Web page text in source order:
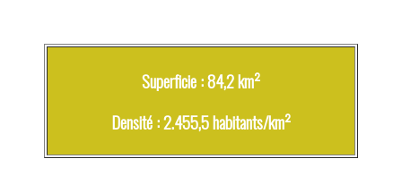
Superficie : 84,2 km²
Densité : 2.455,5 habitants/km²